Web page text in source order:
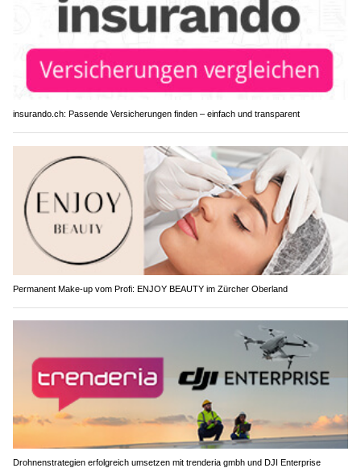
insurando.ch: Passende Versicherungen finden – einfach und transparent
Permanent Make-up vom Profi: ENJOY BEAUTY im Zürcher Oberland
Drohnenstrategien erfolgreich umsetzen mit trenderia gmbh und DJI Enterprise